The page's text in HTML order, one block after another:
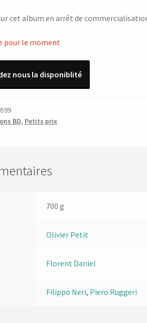
cet album en arrêt de
pour le moment
nous la disponiblité
BD, Petits prix
700 g
Olivier Petit
Florent Daniel
Filippo Neri, Piero Ruggeri